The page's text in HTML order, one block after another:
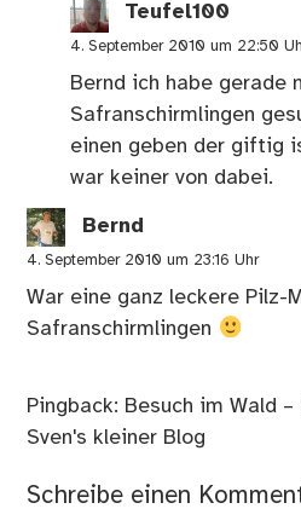
Teufel100
4. September 2010 um 22:50
Bernd ich habe gerade
Safranschirmlingen
einen geben der giftig
war keiner von dabei.
Bernd
4. September 2010 um 23:16 Uhr
War eine ganz leckere Pilz-
Safranschirmlingen
Pingback: Besuch im Wald –
Sven's kleiner Blog
Schreibe einen